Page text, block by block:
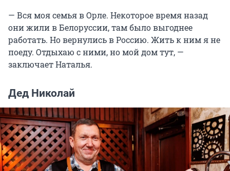
— Вся моя семья в Орле. Некоторое время назад
они жили в Белоруссии, там было выгоднее
работать. Но вернулись в Россию. Жить к ним я не
поеду. Отдыхаю с ними, но мой дом тут, —
заключает Наталья.
Дед Николай